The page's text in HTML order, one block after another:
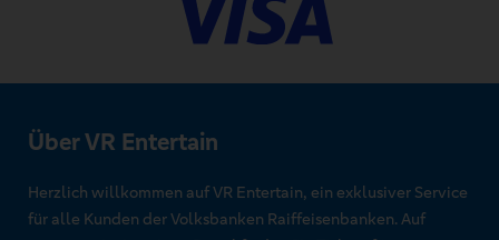
Über VR Entertain
Herzlich willkommen auf VR Entertain, ein exklusiver Service
für alle Kunden der Volksbanken Raiffeisenbanken. Auf